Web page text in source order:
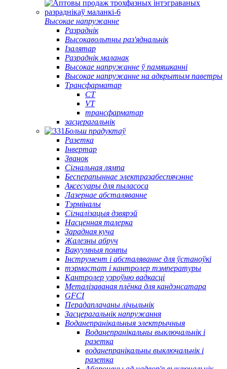
Высокае напружанне
Разраднік
Высокавольтны раз'яднальнік
Ізалятар
Разраднік маланак
Высокае напружанне ў памяшканні
Высокае напружанне на адкрытым паветры
Трансфарматар
CT
VT
трансфарматар
засцерагальнік
Больш прадуктаў
Разетка
Інвертар
Званок
Сігнальная лямпа
Бесперапыннае электразабеспячэнне
Аксесуары для пыласоса
Лазернае абсталяванне
Тэрміналы
Сігналізацыя дзвярэй
Насценная талерка
Зарадная куча
Жалезны абруч
Вакуумныя помпы
Інструмент і абсталяванне для ўстаноўкі
тэрмастат і кантролер тэмпературы
Кантролер узроўню вадкасці
Металізаваная плёнка для кандэнсатара
GFCI
Перадаплачаны лічыльнік
Засцерагальнік напружання
Воданепранікальныя электрычныя
Воданепранікальны выключальнік і
разетка
воданепранікальны выключальнік і
разетка